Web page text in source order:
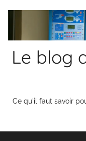
Le blog
Ce qu'il faut savoir